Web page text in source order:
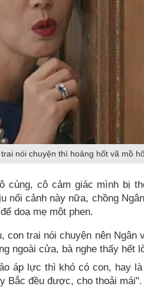
nói chuyện thì hoảng hốt vã mồ
cùng, cô cảm giác mình bị
nổi cảnh này nữa, chồng
doạ mẹ một phen.
con trai nói chuyện nên
ngoài cửa, bà nghe thấy hết
áp lực thì khó có con, hay
Bắc đều được, cho thoải mái".